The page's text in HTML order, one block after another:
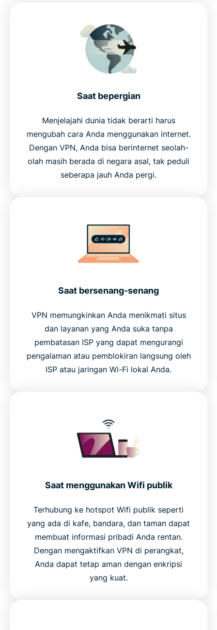
Saat bepergian
Menjelajahi dunia tidak berarti harus
mengubah cara Anda menggunakan internet.
Dengan VPN, Anda bisa berinternet seolah-
olah masih berada di negara asal, tak peduli
seberapa jauh Anda pergi.
Saat bersenang-senang
VPN memungkinkan Anda menikmati situs
dan layanan yang Anda suka tanpa
pembatasan ISP yang dapat mengurangi
pengalaman atau pemblokiran langsung oleh
ISP atau jaringan Wi-Fi lokal Anda.
Saat menggunakan Wifi publik
Terhubung ke hotspot Wifi publik seperti
yang ada di kafe, bandara, dan taman dapat
membuat informasi pribadi Anda rentan.
Dengan mengaktifkan VPN di perangkat,
Anda dapat tetap aman dengan enkripsi
yang kuat.